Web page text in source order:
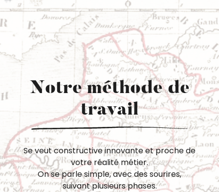
Notre méthode de
travail
Se veut constructive innovante et proche de
votre réalité métier.
On se parle simple, avec des sourires,
suivant plusieurs phases.